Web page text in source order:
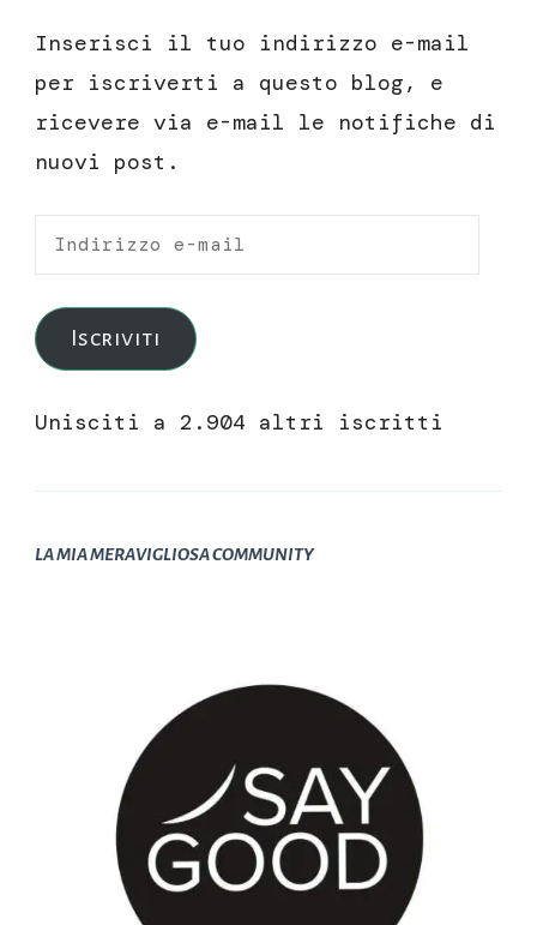
Inserisci il tuo indirizzo e-mail
per iscriverti a questo blog, e
ricevere via e-mail le notifiche di
nuovi post.
Indirizzo
mail
Iscriviti
Unisciti a 2.904 altri iscritti
LA MIA MERAVIGLIOSA COMMUNITY